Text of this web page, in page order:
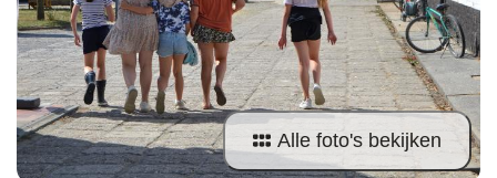
Malta
Nederland
Buitenland
Surfkampen Buitenland
Surfkampen 18+
Taalvakanties Duits
Taalvakanties Italiaans
Alle foto's bekijken